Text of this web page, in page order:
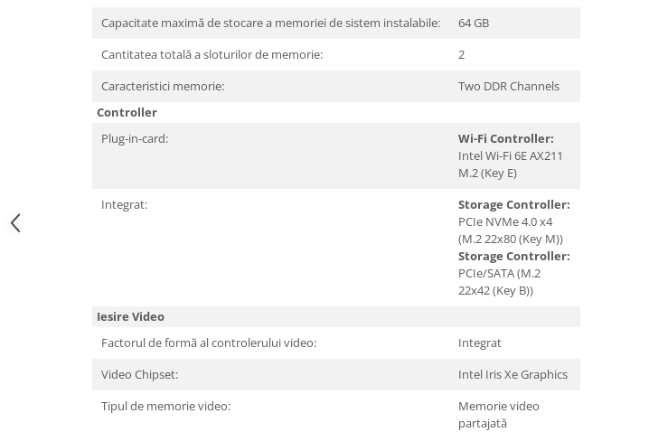
Retelistica & Supraveghere
Multifunctionale
Televizoare & accesorii
Cloud si Aplicatii SaaS
Sisteme Videoconferinta
Securitate Date
Capacitate maximă de stocare a memoriei de sistem instalabile:
64 GB
Cantitatea totală a sloturilor de memorie:
2
Caracteristici memorie:
Two DDR Channels
Controller
Plug-in-card:
Wi-Fi Controller:
Intel Wi-Fi 6E AX211
M.2 (Key E)
Integrat:
Storage Controller:
PCIe NVMe 4.0 x4
(M.2 22x80 (Key M))
Storage Controller:
PCIe/SATA (M.2
22x42 (Key B))
Iesire Video
Factorul de formă al controlerului video:
Integrat
Video Chipset:
Intel Iris Xe Graphics
Tipul de memorie video:
Memorie video
partajată